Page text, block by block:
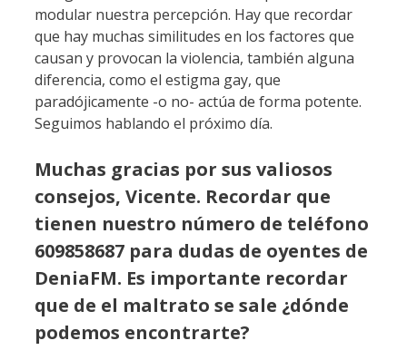
modular nuestra percepción. Hay que recordar
que hay muchas similitudes en los factores que
causan y provocan la violencia, también alguna
diferencia, como el estigma gay, que
paradójicamente -o no- actúa de forma potente.
Seguimos hablando el próximo día.
Muchas gracias por sus valiosos
consejos, Vicente. Recordar que
tienen nuestro número de teléfono
609858687 para dudas de oyentes de
DeniaFM. Es importante recordar
que de el maltrato se sale ¿dónde
podemos encontrarte?